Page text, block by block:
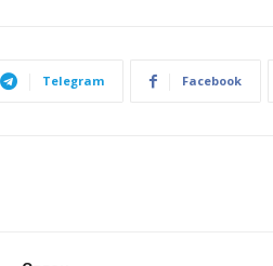
Telegram Facebook